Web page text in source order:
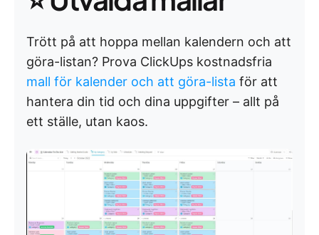
Trött på att hoppa mellan kalendern och att
göra-listan? Prova ClickUps kostnadsfria
mall för kalender och att göra-lista för att
hantera din tid och dina uppgifter – allt på
ett ställe, utan kaos.